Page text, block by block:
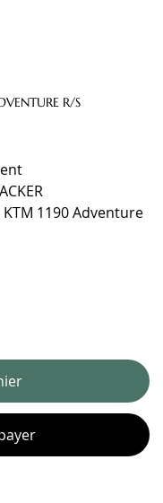
R/S
1190 Adventure